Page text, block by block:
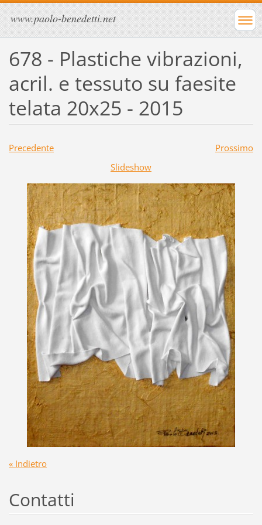
www.paolo-benedetti.net
678 - Plastiche vibrazioni,
acril. e tessuto su faesite
telata 20x25 - 2015
Precedente
Prossimo
Slideshow
« Indietro
Contatti